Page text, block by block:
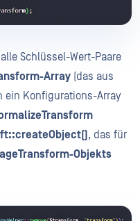
Schlüssel-Wert-Paare
Array (das aus
ein Konfigurations-Array
, das für
Objekts